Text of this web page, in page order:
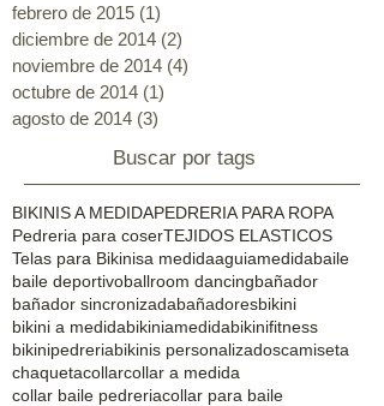
febrero de 2015 (1)
diciembre de 2014 (2)
noviembre de 2014 (4)
octubre de 2014 (1)
agosto de 2014 (3)
Buscar por tags
BIKINIS A MEDIDAPEDRERIA PARA ROPA
Pedreria para coserTEJIDOS ELASTICOS
Telas para Bikinisa medidaaguiamedidabaile
baile deportivoballroom dancingbañador
bañador sincronizadabañadoresbikini
bikini a medidabikiniamedidabikinifitness
bikinipedreriabikinis personalizadoscamiseta
chaquetacollarcollar a medida
collar baile pedreriacollar para baile